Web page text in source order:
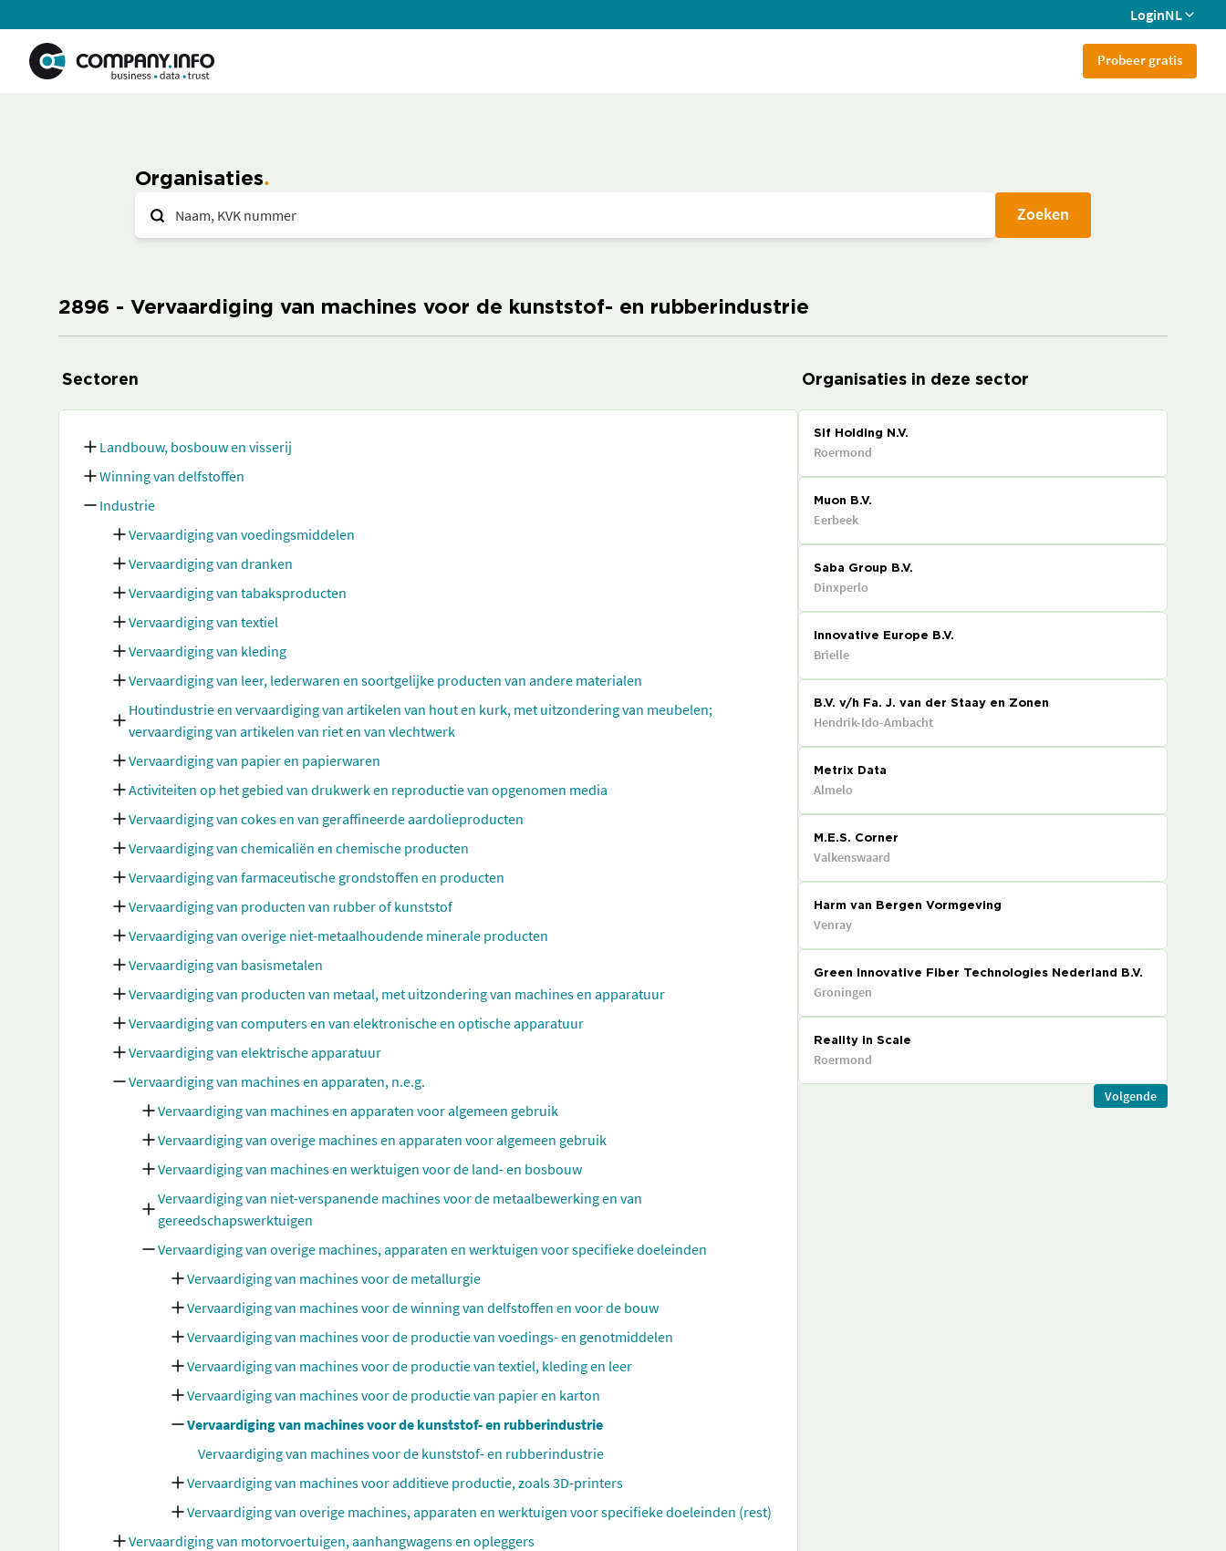
LoginNL
Probeer gratis
Organisaties
Zoeken
2896 - Vervaardiging van machines voor de kunststof- en rubberindustrie
Sectoren
Landbouw, bosbouw en visserij
Winning van delfstoffen
Industrie
Vervaardiging van voedingsmiddelen
Vervaardiging van dranken
Vervaardiging van tabaksproducten
Vervaardiging van textiel
Vervaardiging van kleding
Vervaardiging van leer, lederwaren en soortgelijke producten van andere materialen
Houtindustrie en vervaardiging van artikelen van hout en kurk, met uitzondering van meubelen;
vervaardiging van artikelen van riet en van vlechtwerk
Vervaardiging van papier en papierwaren
Activiteiten op het gebied van drukwerk en reproductie van opgenomen media
Vervaardiging van cokes en van geraffineerde aardolieproducten
Vervaardiging van chemicaliën en chemische producten
Vervaardiging van farmaceutische grondstoffen en producten
Vervaardiging van producten van rubber of kunststof
Vervaardiging van overige niet-metaalhoudende minerale producten
Vervaardiging van basismetalen
Vervaardiging van producten van metaal, met uitzondering van machines en apparatuur
Vervaardiging van computers en van elektronische en optische apparatuur
Vervaardiging van elektrische apparatuur
Vervaardiging van machines en apparaten, n.e.g.
Vervaardiging van machines en apparaten voor algemeen gebruik
Vervaardiging van overige machines en apparaten voor algemeen gebruik
Vervaardiging van machines en werktuigen voor de land- en bosbouw
Vervaardiging van niet-verspanende machines voor de metaalbewerking en van
gereedschapswerktuigen
Vervaardiging van overige machines, apparaten en werktuigen voor specifieke doeleinden
Vervaardiging van machines voor de metallurgie
Vervaardiging van machines voor de winning van delfstoffen en voor de bouw
Vervaardiging van machines voor de productie van voedings- en genotmiddelen
Vervaardiging van machines voor de productie van textiel, kleding en leer
Vervaardiging van machines voor de productie van papier en karton
Vervaardiging van machines voor de kunststof- en rubberindustrie
Vervaardiging van machines voor de kunststof- en rubberindustrie
Vervaardiging van machines voor additieve productie, zoals 3D-printers
Vervaardiging van overige machines, apparaten en werktuigen voor specifieke doeleinden (rest)
Vervaardiging van motorvoertuigen, aanhangwagens en opleggers
Organisaties in deze sector
Sif Holding N.V.
Roermond
Muon B.V.
Eerbeek
Saba Group B.V.
Dinxperlo
Innovative Europe B.V.
Brielle
B.V. v/h Fa. J. van der Staay en Zonen
Hendrik-Ido-Ambacht
Metrix Data
Almelo
M.E.S. Corner
Valkenswaard
Harm van Bergen Vormgeving
Venray
Green Innovative Fiber Technologies Nederland B.V.
Groningen
Reality in Scale
Roermond
Volgende